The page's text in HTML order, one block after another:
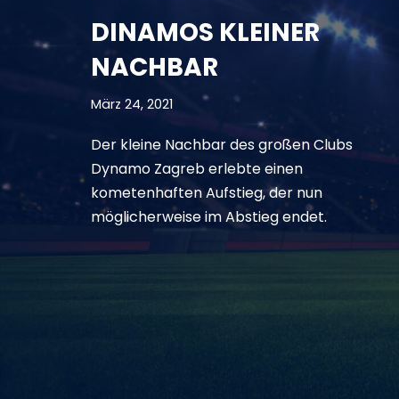
DINAMOS KLEINER
NACHBAR
März 24, 2021
Der kleine Nachbar des großen Clubs
Dynamo Zagreb erlebte einen
kometenhaften Aufstieg, der nun
möglicherweise im Abstieg endet.